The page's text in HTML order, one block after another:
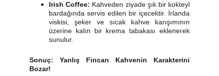
Irish Coffee: Kahveden ziyade şık bir kokteyl
bardağında servis edilen bir içecektir. İrlanda
viskisi, şeker ve sıcak kahve karışımının
üzerine kalın bir krema tabakası eklenerek
sunulur.
Sonuç: Yanlış Fincan Kahvenin Karakterini
Bozar!